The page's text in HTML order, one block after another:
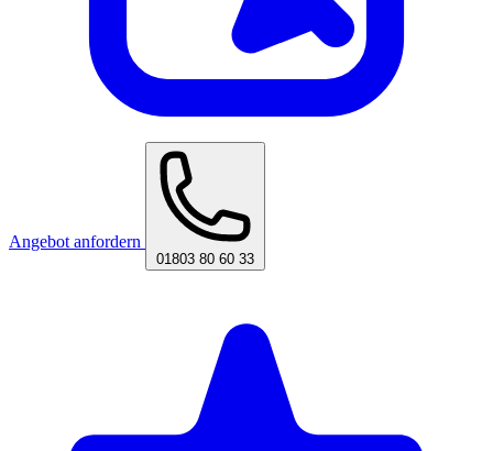
Angebot anfordern
01803 80 60 33